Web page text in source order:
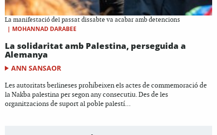
La manifestació del passat dissabte va acabar amb detencions
| MOHANNAD DARABEE
La solidaritat amb Palestina, perseguida a
Alemanya
ANN SANSAOR
Les autoritats berlineses prohibeixen els actes de commemoració de
la Nakba palestina per segon any consecutiu. Des de les
organitzacions de suport al poble palestí...